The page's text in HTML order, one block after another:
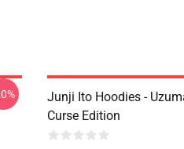
Junji Ito Hoodies -
Curse Edition